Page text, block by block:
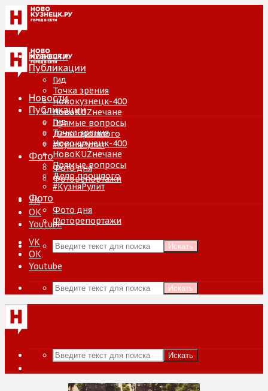
Новости
Публикации
Гид
Точка зрения
Новокузнецк-400
НовоKUZнечане
Прямые вопросы
Дело прошлого
#КузняРулит
Фото
Фото дня
Фоторепортажи
VK
ОК
Youtube
Искать
Новости
Публикации
Гид
Точка зрения
Новокузнецк-400
НовоKUZнечане
Прямые вопросы
Дело прошлого
#КузняРулит
Фото
Фото дня
Фоторепортажи
VK
ОК
Youtube
Искать
Искать